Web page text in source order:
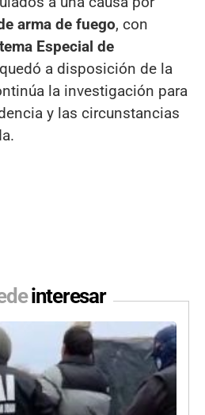
arma de fuego, con
Especial de
a disposición de la
la investigación para
y las circunstancias
interesar